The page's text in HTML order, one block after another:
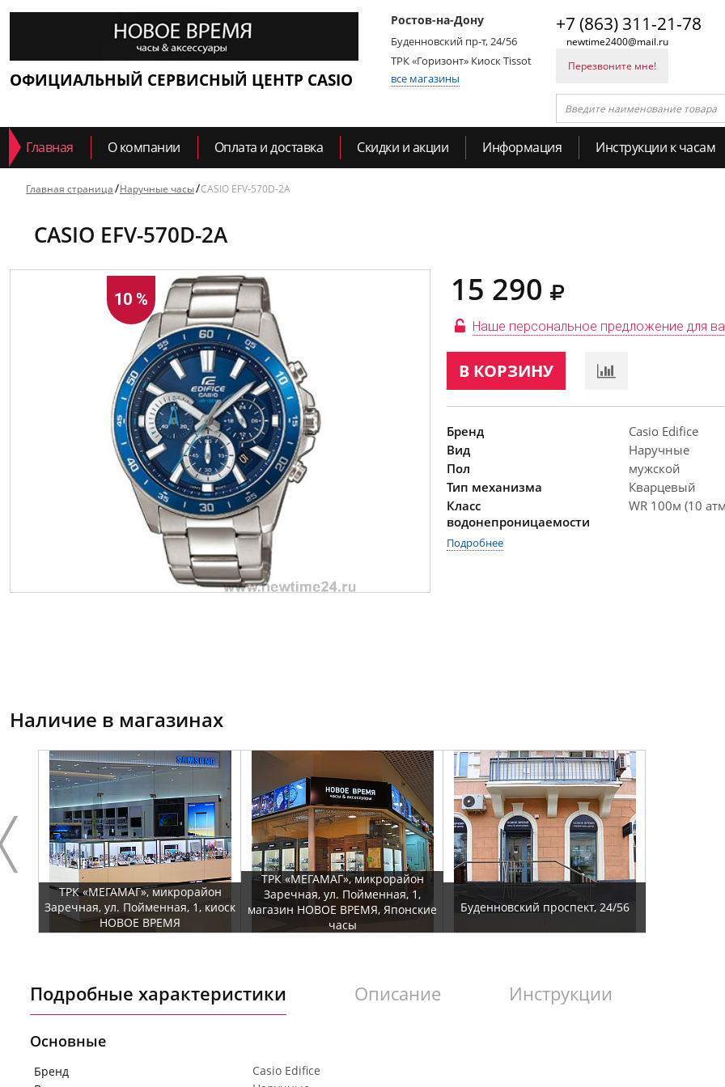
ОФИЦИАЛЬНЫЙ СЕРВИСНЫЙ ЦЕНТР CASIO
Ростов-на-Дону
Буденновский пр-т, 24/56
ТРК «Горизонт» Киоск Tissot
все магазины
+7 (863) 311-21-78
newtime2400@mail.ru
Перезвоните мне!
Главная О компании Оплата и доставка Скидки и акции Информация Инструкции к часам
Главная страница Наручные часы CASIO EFV-570D-2A
CASIO EFV-570D-2A
10 % 15 290
Наше персональное предложение для
В КОРЗИНУ
Бренд
Casio Edifice
Вид
Наручные
Пол
мужской
Тип механизма
Кварцевый
Класс
водонепроницаемости
WR 100м (10
Подробнее
Наличие в магазинах
ТРК «МЕГАМАГ», микрорайон
Заречная, ул. Пойменная, 1, киоск
НОВОЕ ВРЕМЯ
ТРК «МЕГАМАГ», микрорайон
Заречная, ул. Пойменная, 1,
магазин НОВОЕ ВРЕМЯ, Японские
часы
Буденновский проспект, 24/56
Подробные характеристики Описание Инструкции
Основные
Бренд
Casio Edifice